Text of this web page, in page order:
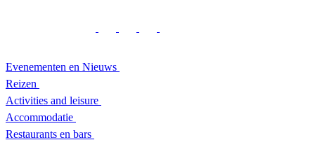
Evenementen en Nieuws
Reizen
Activities and leisure
Accommodatie
Restaurants en bars